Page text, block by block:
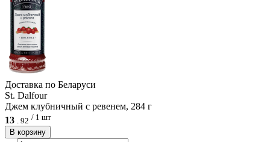
Доcтавка по Беларуси
St. Dalfour
Джем клубничный с ревенем, 284 г
13
92 / 1 шт
В корзину